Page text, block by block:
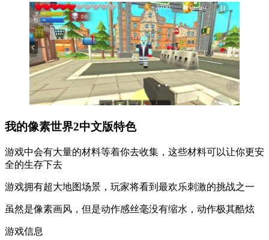
我的像素世界2中文版特色
游戏中会有大量的材料等着你去收集，这些材料可以让你更安
全的生存下去
游戏拥有超大地图场景，玩家将看到最欢乐刺激的挑战之一
虽然是像素画风，但是动作感丝毫没有缩水，动作极其酷炫
游戏信息